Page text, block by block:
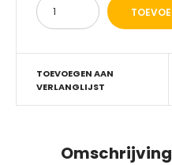
TOEVOEGEN AAN
VERLANGLIJST
Omschrijving